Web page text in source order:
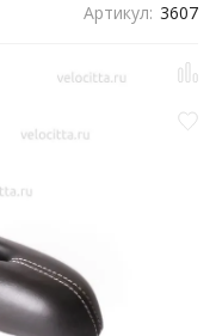
Артикул: 3607